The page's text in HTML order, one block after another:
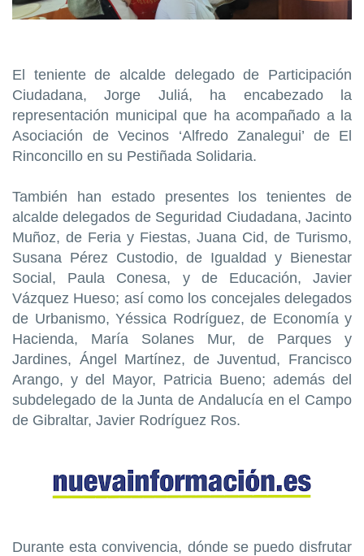
El teniente de alcalde delegado de Participación
Ciudadana, Jorge Juliá, ha encabezado la
representación municipal que ha acompañado a la
Asociación de Vecinos ‘Alfredo Zanalegui’ de El
Rinconcillo en su Pestiñada Solidaria.
También han estado presentes los tenientes de
alcalde delegados de Seguridad Ciudadana, Jacinto
Muñoz, de Feria y Fiestas, Juana Cid, de Turismo,
Susana Pérez Custodio, de Igualdad y Bienestar
Social, Paula Conesa, y de Educación, Javier
Vázquez Hueso; así como los concejales delegados
de Urbanismo, Yéssica Rodríguez, de Economía y
Hacienda, María Solanes Mur, de Parques y
Jardines, Ángel Martínez, de Juventud, Francisco
Arango, y del Mayor, Patricia Bueno; además del
subdelegado de la Junta de Andalucía en el Campo
de Gibraltar, Javier Rodríguez Ros.
Durante esta convivencia, dónde se puedo disfrutar